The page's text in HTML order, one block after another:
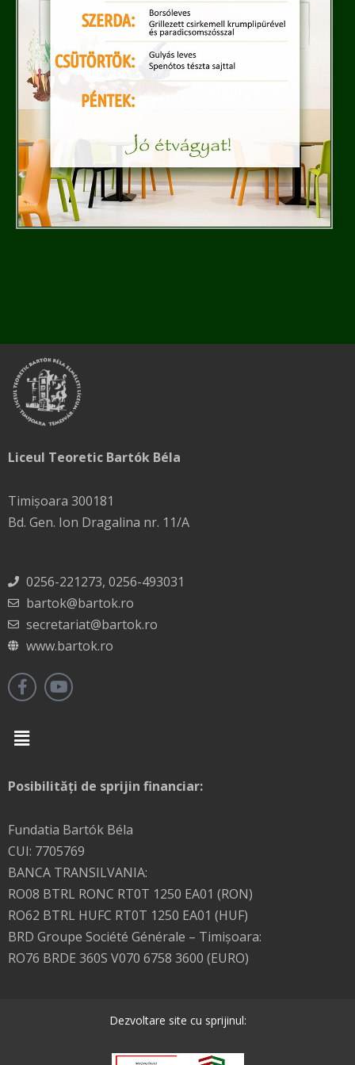
Liceul Teoretic Bartók Béla
Timișoara 300181
Bd. Gen. Ion Dragalina nr. 11/A
0256-221273, 0256-493031
bartok@bartok.ro
secretariat@bartok.ro
www.bartok.ro
Menu
Posibilități de sprijin financiar:
Fundatia Bartók Béla
CUI: 7705769
BANCA TRANSILVANIA:
RO08 BTRL RONC RT0T 1250 EA01 (RON)
RO62 BTRL HUFC RT0T 1250 EA01 (HUF)
BRD Groupe Société Générale – Timişoara:
RO76 BRDE 360S V070 6758 3600 (EURO)
Dezvoltare site cu sprijinul: